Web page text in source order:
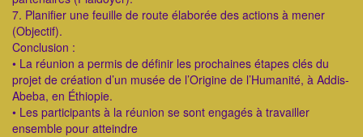
7. Planifier une feuille de route élaborée des actions à mener
(Objectif).
Conclusion :
• La réunion a permis de définir les prochaines étapes clés du
projet de création d’un musée de l’Origine de l’Humanité, à Addis-
Abeba, en Éthiopie.
• Les participants à la réunion se sont engagés à travailler
ensemble pour atteindre